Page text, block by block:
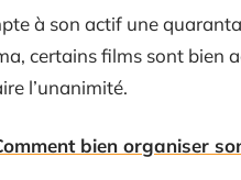
à son actif une
certains films sont bien
l’unanimité.
bien organiser